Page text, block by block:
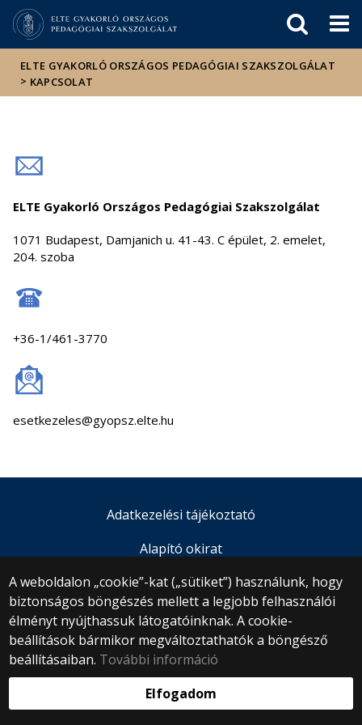
Hírek
Események
ELTE a
sajtóban
ELTE GYAKORLÓ ORSZÁGOS PEDAGÓGIAI SZAKSZOLGÁLAT
> KAPCSOLAT
ELTE Gyakorló Országos Pedagógiai Szakszolgálat
1071 Budapest, Damjanich u. 41-43. C épület, 2. emelet,
204. szoba
+36-1/461-3770
esetkezeles@gyopsz.elte.hu
A weboldalon „cookie”-kat („sütiket”) használunk, hogy
biztonságos böngészés mellett a legjobb felhasználói
élményt nyújthassuk látogatóinknak. A cookie-
beállítások bármikor megváltoztathatók a böngésző
beállításaiban. További információ
Elfogadom
Adatkezelési tájékoztató
Alapító okirat
© 2025 Eötvös Loránd Tudományegyetem
Minden jog fenntartva.
1053 Budapest, Egyetem tér 1–3.
Központi telefonszám: +36 1 411 6500